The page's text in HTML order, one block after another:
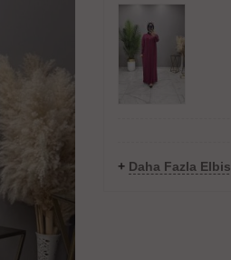
+ Daha Fazla